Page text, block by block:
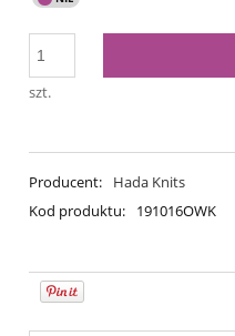
szt.
Producent:
Hada Knits
Kod produktu:
191016OWK